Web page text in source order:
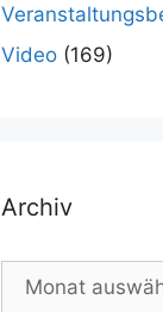
Video (169)
Archiv
Archiv